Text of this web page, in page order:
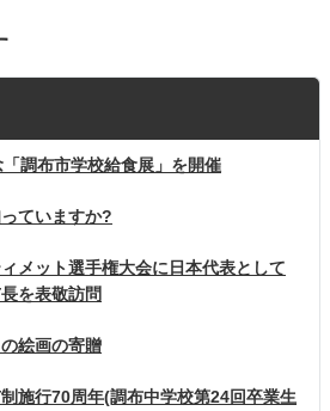
調布市学校給食展」を開催
ていますか?
メット選手権大会に日本代表として
を表敬訪問
絵画の寄贈
施行70周年(調布中学校第24回卒業生